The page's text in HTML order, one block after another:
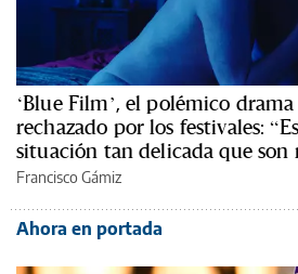
‘Blue Film’, el polémico
rechazado por los festivales:
situación tan delicada que son
Francisco Gámiz
Ahora en portada